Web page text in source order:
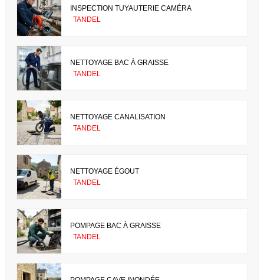
INSPECTION TUYAUTERIE CAMÉRA
TANDEL
NETTOYAGE BAC À GRAISSE
TANDEL
NETTOYAGE CANALISATION
TANDEL
NETTOYAGE ÉGOUT
TANDEL
POMPAGE BAC À GRAISSE
TANDEL